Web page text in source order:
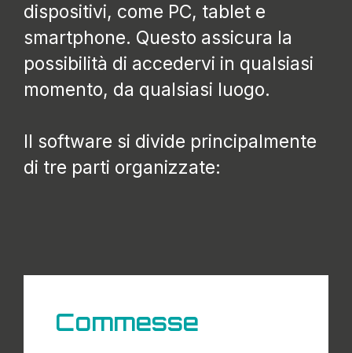
dispositivi, come PC, tablet e
smartphone. Questo assicura la
possibilità di accedervi in qualsiasi
momento, da qualsiasi luogo.
Il software si divide principalmente
di tre parti organizzate:
Commesse